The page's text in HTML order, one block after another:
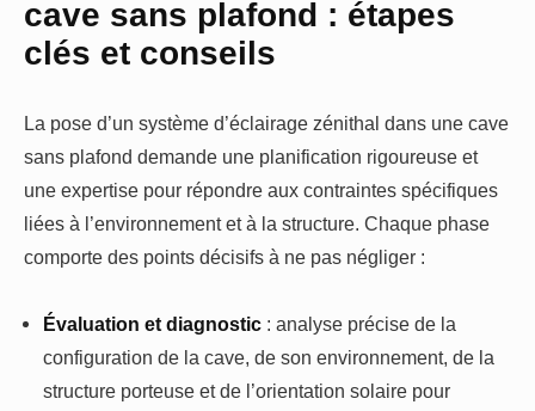
cave sans plafond : étapes
clés et conseils
La pose d’un système d’éclairage zénithal dans une cave
sans plafond demande une planification rigoureuse et
une expertise pour répondre aux contraintes spécifiques
liées à l’environnement et à la structure. Chaque phase
comporte des points décisifs à ne pas négliger :
Évaluation et diagnostic : analyse précise de la
configuration de la cave, de son environnement, de la
structure porteuse et de l’orientation solaire pour